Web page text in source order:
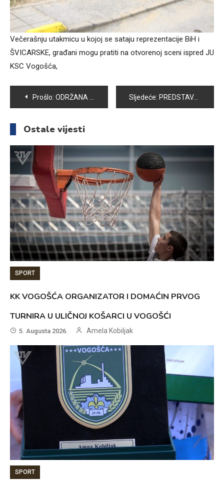
Večerašnju utakmicu u kojoj se sataju reprezentacije BiH i
ŠVICARSKE, građani mogu pratiti na otvorenoj sceni ispred JU
KSC Vogošća,
Navigacija
članaka
Prošlo: ODRŽANA KOMEMORACIJA POVODOM SMRTI DIREKTORA OŠ „ZAJKO DELIĆ“ ALMERA BEGIĆA Sljedeće: PREDSTAVA: “BUDALA NA VEČERI” DO SUZA NASMIJALA VOGOŠĆANSKU PUBLIKU
Ostale vijesti
SPORT
KK VOGOŠĆA ORGANIZATOR I DOMAĆIN PRVOG
TURNIRA U ULIČNOJ KOŠARCI U VOGOŠĆI
5. Augusta 2026. Amela Kobiljak
SPORT